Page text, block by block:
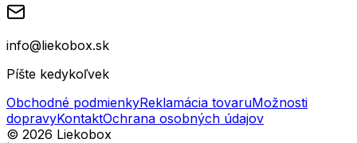
info@liekobox.sk
Píšte kedykoľvek
Obchodné podmienkyReklamácia tovaruMožnosti
dopravyKontaktOchrana osobných údajov
© 2026 Liekobox